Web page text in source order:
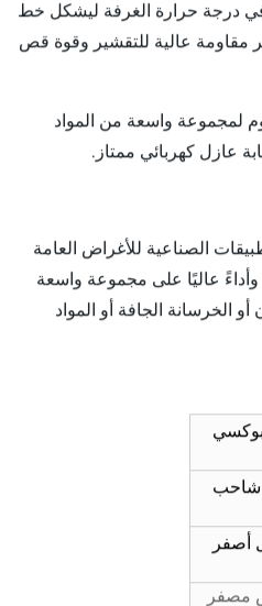
في درجة حرارة الغرفة ليشكل خط
عالية للتقشير وقوة قص
لمجموعة واسعة من المواد
عازل كهربائي ممتاز.
الصناعية للأغراض العامة
عاليًا على مجموعة واسعة
أو الخرسانة الجافة أو المواد
شاحب
أصفر
مصفر